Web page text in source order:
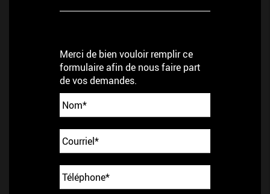
Merci de bien vouloir remplir ce
formulaire afin de nous faire part
de vos demandes.